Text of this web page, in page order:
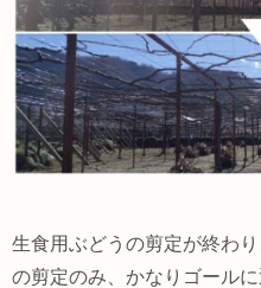
生食用ぶどうの剪定が終わ
の剪定のみ、かなりゴールに